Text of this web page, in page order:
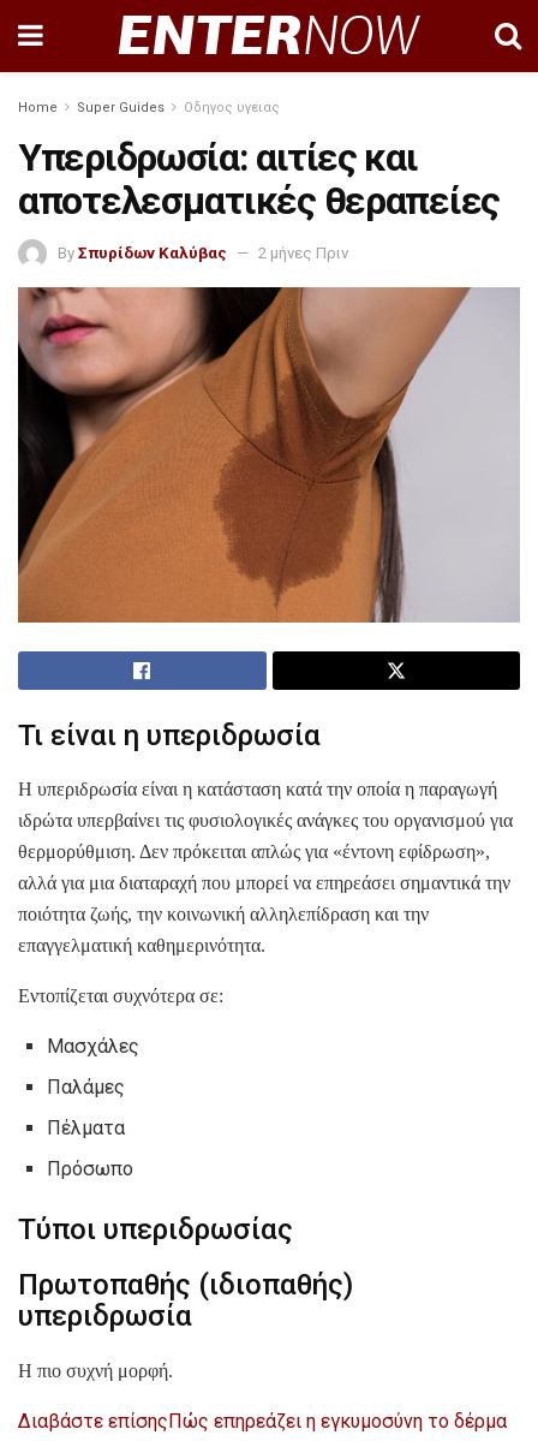
Home Super Guides Οδηγος υγειας
Υπεριδρωσία: αιτίες και
αποτελεσματικές θεραπείες
By Σπυρίδων Καλύβας 2 μήνες Πριν
Τι είναι η υπεριδρωσία
Η υπεριδρωσία είναι η κατάσταση κατά την οποία η παραγωγή
ιδρώτα υπερβαίνει τις φυσιολογικές ανάγκες του οργανισμού για
θερμορύθμιση. Δεν πρόκειται απλώς για «έντονη εφίδρωση»,
αλλά για μια διαταραχή που μπορεί να επηρεάσει σημαντικά την
ποιότητα ζωής, την κοινωνική αλληλεπίδραση και την
επαγγελματική καθημερινότητα.
Εντοπίζεται συχνότερα σε:
Μασχάλες
Παλάμες
Πέλματα
Πρόσωπο
Τύποι υπεριδρωσίας
Πρωτοπαθής (ιδιοπαθής)
υπεριδρωσία
Η πιο συχνή μορφή.
Διαβάστε επίσης Πώς επηρεάζει η εγκυμοσύνη το δέρμα